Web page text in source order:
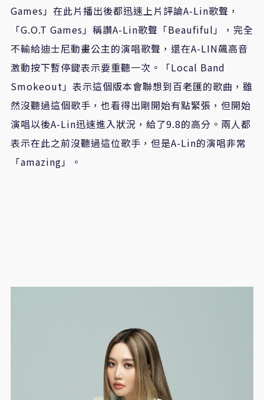
Games」在此片播出後都迅速上片評論A-Lin歌聲，
「G.O.T Games」稱讚A-Lin歌聲「Beaufiful」，完全
不輸給迪士尼動畫公主的演唱歌聲，還在A-LIN飆高音
激動按下暫停鍵表示要重聽一次。「Local Band
Smokeout」表示這個版本會聯想到百老匯的歌曲，雖
然沒聽過這個歌手，也看得出剛開始有點緊張，但開始
演唱以後A-Lin迅速進入狀況，給了9.8的高分。兩人都
表示在此之前沒聽過這位歌手，但是A-Lin的演唱非常
「amazing」。